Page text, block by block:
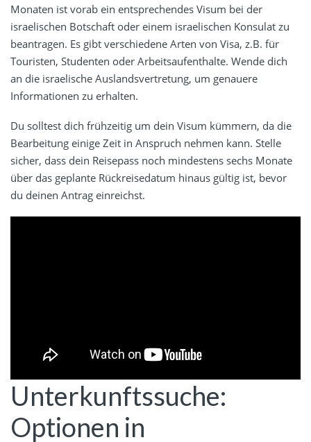
Monaten ist vorab ein entsprechendes Visum bei der
israelischen Botschaft oder einem israelischen Konsulat zu
beantragen. Es gibt verschiedene Arten von Visa, z.B. für
Touristen, Studenten oder Arbeitsaufenthalte. Wende dich
an die israelische Auslandsvertretung, um genauere
Informationen zu erhalten.
Du solltest dich frühzeitig um dein Visum kümmern, da die
Bearbeitung einige Zeit in Anspruch nehmen kann. Stelle
sicher, dass dein Reisepass noch mindestens sechs Monate
über das geplante Rückreisedatum hinaus gültig ist, bevor
du deinen Antrag einreichst.
Unterkunftssuche:
Optionen in